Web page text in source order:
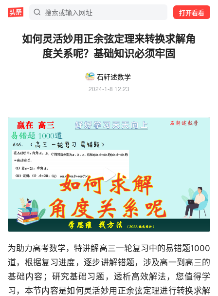
打开看看
如何灵活妙用正余弦定理来转换求解角
度关系呢？基础知识必须牢固
石轩述数学
2024-1-8 12:23
为助力高考数学，特讲解高三一轮复习中的易错题1000
道，根据复习进度，逐步讲解错题，涉及高一到高三的
基础内容；研究基础习题，透析高效解法，您值得学
习，本节内容是如何灵活妙用正余弦定理进行转换求解